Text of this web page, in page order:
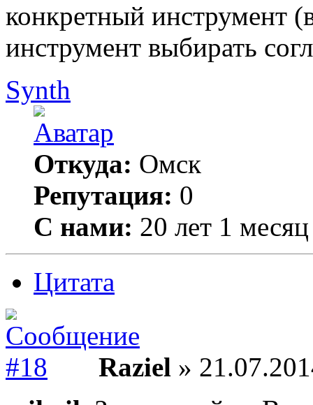
конкретный инструмент
инструмент выбирать
Synth
Откуда: Омск
Репутация: 0
С нами: 20 лет 1 месяц
Цитата
Raziel »